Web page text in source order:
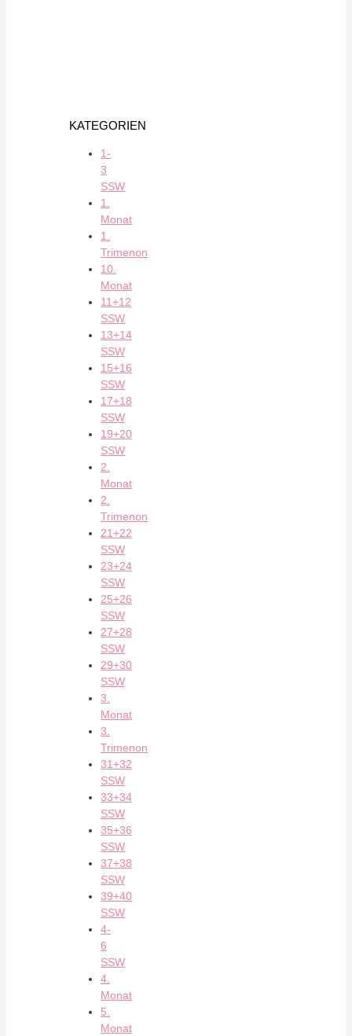
KATEGORIEN
1-
3
SSW
1.
Monat
1.
Trimenon
10.
Monat
11+12
SSW
13+14
SSW
15+16
SSW
17+18
SSW
19+20
SSW
2.
Monat
2.
Trimenon
21+22
SSW
23+24
SSW
25+26
SSW
27+28
SSW
29+30
SSW
3.
Monat
3.
Trimenon
31+32
SSW
33+34
SSW
35+36
SSW
37+38
SSW
39+40
SSW
4-
6
SSW
4.
Monat
5.
Monat